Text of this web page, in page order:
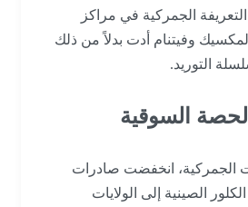
الجمركية في مراكز
وفيتنام أدت بدلاً من ذلك
التوريد.
السوقية
انخفضت صادرات
الصينية إلى الولايات